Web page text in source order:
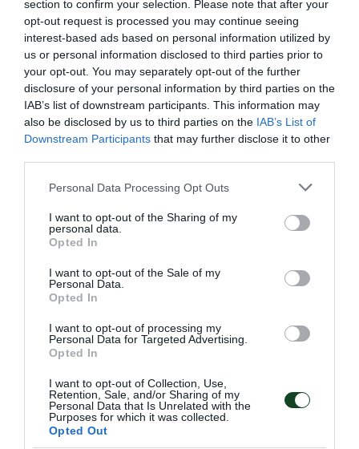
section to confirm your selection. Please note that after your
opt-out request is processed you may continue seeing
interest-based ads based on personal information utilized by
us or personal information disclosed to third parties prior to
your opt-out. You may separately opt-out of the further
disclosure of your personal information by third parties on the
IAB’s list of downstream participants. This information may
also be disclosed by us to third parties on the IAB’s List of
Downstream Participants that may further disclose it to other
Please note that this website/app uses one or more Google
not limited to your visit or usage behaviour. You may click to
grant or deny consent to Google and its third-party tags to
use your data for below specified purposes in below Google
consent section.
Personal Data Processing Opt Outs
I want to opt-out of the Sharing of my
personal data.
Opted In
I want to opt-out of the Sale of my
Personal Data.
Opted In
I want to opt-out of processing my
Personal Data for Targeted Advertising.
Opted In
I want to opt-out of Collection, Use,
Retention, Sale, and/or Sharing of my
Personal Data that Is Unrelated with the
Purposes for which it was collected.
Opted Out
Σήμερα στέφθηκε και τυπικά πρωταθλητής ο
Παναθηναϊκός στο πρωτάθλημα πινγκ πονγκ γυναικών στο
ΣΕΦ έπειτα από 52 χρόνια. Στη δεύτερη θέση τερμάτισαν οι
άνδρες.
22.05.2026 ΠΙΝΓΚ ΠΟΝΓΚ ΓΥΝΑΙΚΩΝ
Πρωταθλητής ο Παναθηναϊκός
στο πινγκ πονγκ γυναικών
Η γυναικεία ομάδα πινγκ πονγκ του Παναθηναϊκού
κατέκτησε το Πρωτάθλημα Ελλάδας εξασφαλίζοντας τον
τίτλο από την πρώτη αγωνιστική των πλέι οφ.